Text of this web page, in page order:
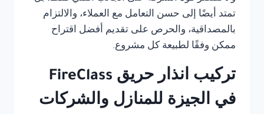
تمتد أيضًا إلى حسن التعامل مع العملاء، والالتزام
بالمصداقية، والحرص على تقديم أفضل اقتراح
ممكن وفقًا لطبيعة كل مشروع.
تركيب انذار حريق FireClass
في الجيزة للمنازل والشركات